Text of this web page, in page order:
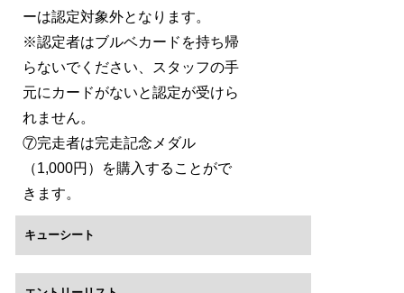
ーは認定対象外となります。
※認定者はブルベカードを持ち帰
らないでください、スタッフの手
元にカードがないと認定が受けら
れません。
⑦完走者は完走記念メダル
（1,000円）を購入することがで
きます。
キューシート